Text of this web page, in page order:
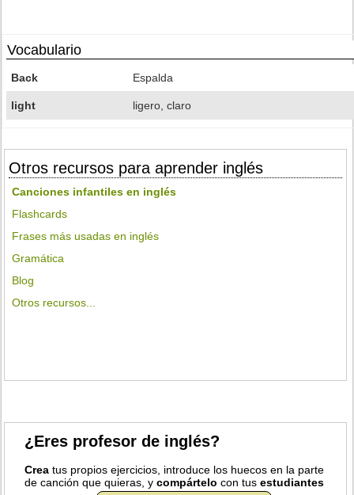
Vocabulario
Back Espalda
light ligero, claro
Otros recursos para aprender inglés
Canciones infantiles en inglés
Flashcards
Frases más usadas en inglés
Gramática
Blog
Otros recursos...
¿Eres profesor de inglés?
Crea tus propios ejercicios, introduce los huecos en la parte
de canción que quieras, ycompártelo con tusestudiantes